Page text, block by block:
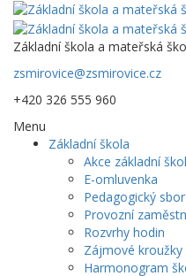
Základní škola a mateřská
zsmirovice@zsmirovice.cz
+420 326 555 960
Menu
Základní škola
Akce základní
E-omluvenka
Pedagogický sbor
Provozní
Rozvrhy hodin
Zájmové kroužky
Harmonogram